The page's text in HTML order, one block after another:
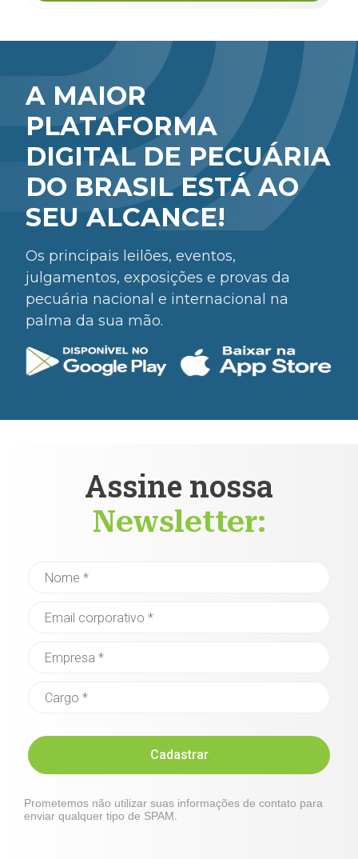
A MAIOR
PLATAFORMA
DIGITAL DE PECUÁRIA
DO BRASIL ESTÁ AO
SEU ALCANCE!
Os principais leilões, eventos,
julgamentos, exposições e provas da
pecuária nacional e internacional na
palma da sua mão.
Assine nossa
Newsletter:
Cadastrar
Prometemos não utilizar suas informações de contato para
enviar qualquer tipo de SPAM.